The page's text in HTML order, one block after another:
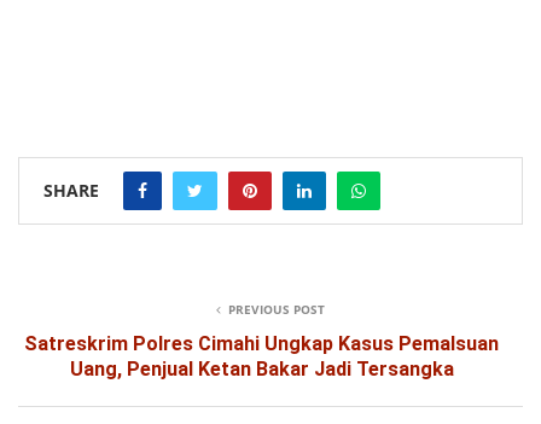
SHARE
PREVIOUS POST
Satreskrim Polres Cimahi Ungkap Kasus Pemalsuan
Uang, Penjual Ketan Bakar Jadi Tersangka